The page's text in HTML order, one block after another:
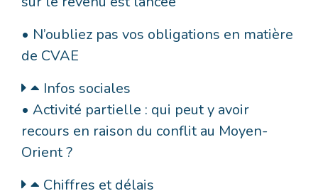
• N’oubliez pas vos obligations en matière
de CVAE
Infos sociales
• Activité partielle : qui peut y avoir
recours en raison du conflit au Moyen-
Orient ?
Chiffres et délais